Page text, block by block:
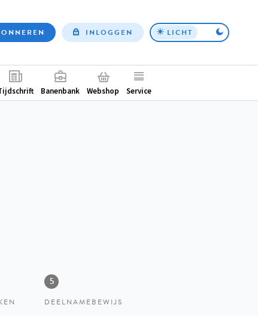
Top
INLOGGEN LICHT
Banenbank Webshop Service
DEELNAMEBEWIJS